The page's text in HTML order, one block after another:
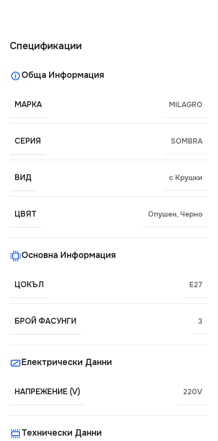
Спецификации
Обща Информация
МАРКА MILAGRO
СЕРИЯ SOMBRA
ВИД с Крушки
ЦВЯТ Опушен, Черно
Основна Информация
ЦОКЪЛ E27
БРОЙ ФАСУНГИ 3
Електрически Данни
НАПРЕЖЕНИЕ (V) 220V
Технически Данни